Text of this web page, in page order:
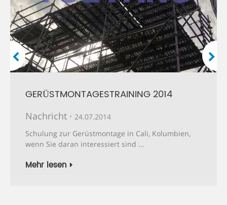
GERÜSTMONTAGESTRAINING 2014
Nachricht
24.07.2014
Schulung zur Gerüstmontage in Cali, Kolumbien,
wenn Sie daran interessiert sind ...
Mehr lesen